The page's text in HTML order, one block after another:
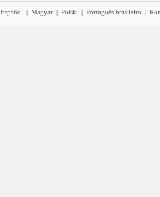
Español | Magyar | Polski | Português brasileiro |